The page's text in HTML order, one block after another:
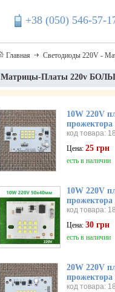
+38 (050) 546-57-
Главная Светодиоды 220V -
Матрицы-Платы 220v
10W 220V
прожектора
код товара:
Цена: 25 грн
есть в наличии
10W 220V
прожектора
код товара:
Цена: 30 грн
есть в наличии
20W 220V
прожектора
код товара: